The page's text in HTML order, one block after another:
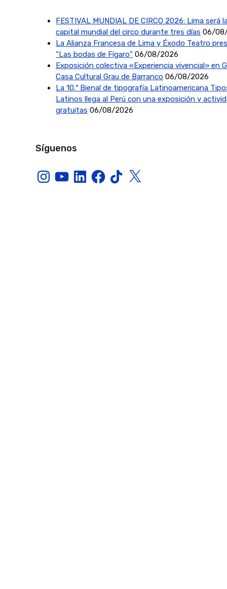
FESTIVAL MUNDIAL DE CIRCO 2026: Lima será
capital mundial del circo durante tres días 06/
La Alianza Francesa de Lima y Éxodo Teatro
“Las bodas de Fígaro” 06/08/2026
Exposición colectiva «Experiencia vivencial» en
Casa Cultural Grau de Barranco 06/08/2026
La 10.ª Bienal de tipografía Latinoamericana
Latinos llega al Perú con una exposición y
gratuitas 06/08/2026
Síguenos
InstagramYouTubeLinkedInFacebook
TikTokX